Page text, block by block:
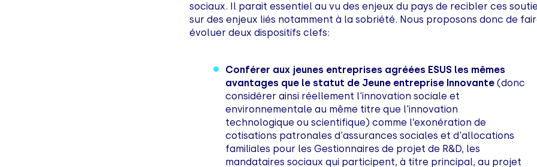
sociaux. Il parait essentiel au vu des enjeux du pays de recibler ces
sur des enjeux liés notamment à la sobriété. Nous proposons donc de
évoluer deux dispositifs clefs:
Conférer aux jeunes entreprises agréées ESUS les mêmes
avantages que le statut de Jeune entreprise Innovante (donc
considérer ainsi réellement l'innovation sociale et
environnementale au même titre que l'innovation
technologique ou scientifique) comme l’exonération de
cotisations patronales d'assurances sociales et d'allocations
familiales pour les Gestionnaires de projet de R&D, les
mandataires sociaux qui participent, à titre principal, au projet